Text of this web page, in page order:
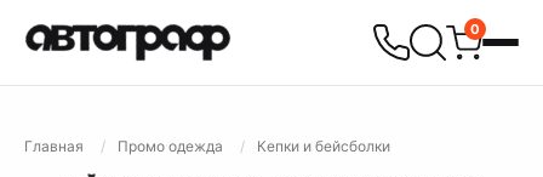
0
Главная Промо одежда Кепки и бейсболки